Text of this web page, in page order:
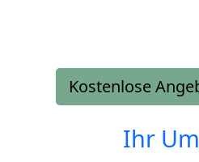
Kostenlose
Ihr